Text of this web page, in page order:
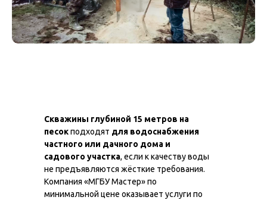
Скважины глубиной 15 метров на
песокподходят для водоснабжения
частного или дачного дома и
садового участка, если к качеству воды
не предъявляются жёсткие требования.
Компания «МГБУ Мастер» по
минимальной цене оказывает услуги по